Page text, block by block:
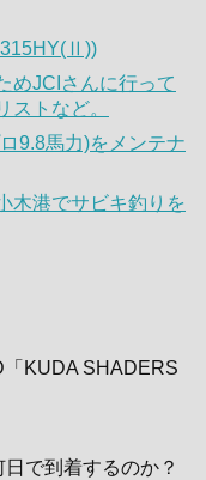
315HY(Ⅱ))
めJCIさんに行って
ストなど。
9.8馬力)をメンテナ
木港でサビキ釣りを
KUDA SHADERS
で到着するのか？